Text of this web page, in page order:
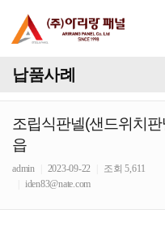
납품사례
조립식판넬(샌드위치
읍
admin 2023-09-22
조회 5,611
iden83@nate.com